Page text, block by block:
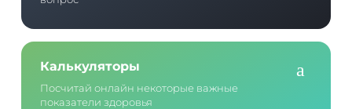
Калькуляторы
Посчитай онлайн некоторые важные
показатели здоровья